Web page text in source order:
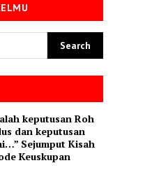
keputusan Roh
dan keputusan
Sejumput Kisah
Keuskupan